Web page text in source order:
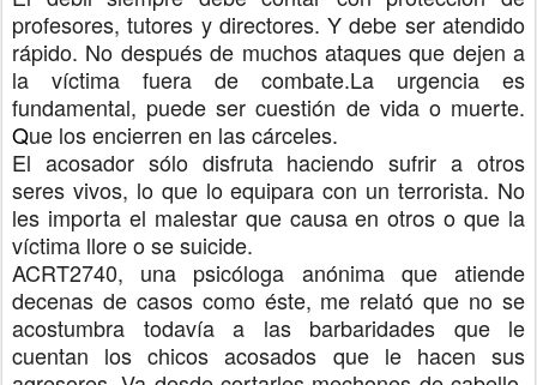
profesores, tutores y directores. Y debe ser atendido
rápido. No después de muchos ataques que dejen a
la víctima fuera de combate.La urgencia es
fundamental, puede ser cuestión de vida o muerte.
Que los encierren en las cárceles.
El acosador sólo disfruta haciendo sufrir a otros
seres vivos, lo que lo equipara con un terrorista. No
les importa el malestar que causa en otros o que la
víctima llore o se suicide.
ACRT2740, una psicóloga anónima que atiende
decenas de casos como éste, me relató que no se
acostumbra todavía a las barbaridades que le
cuentan los chicos acosados que le hacen sus